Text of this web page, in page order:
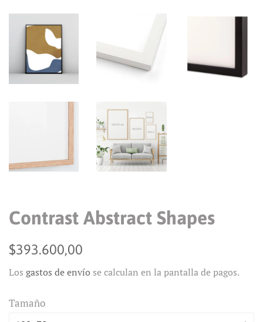
Contrast Abstract Shapes
Precio
$393.600,00
venta
Los gastos de envío se calculan en la pantalla de pagos.
Tamaño